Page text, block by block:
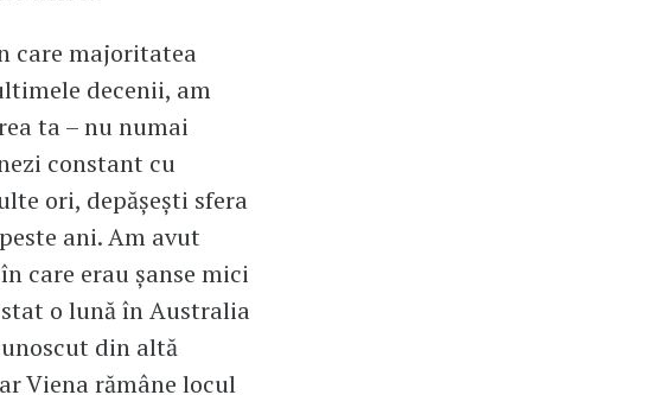
care majoritatea
decenii, am
ta – nu numai
constant cu
ori, depășești sfera
ani. Am avut
care erau șanse mici
o lună în Australia
din altă
Viena rămâne locul